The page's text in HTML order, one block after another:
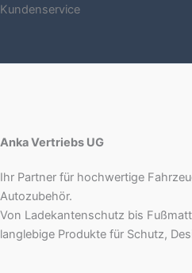
Kundenservice
Anka Vertriebs UG
Ihr Partner für hochwertige
Autozubehör.
Von Ladekantenschutz bis
langlebige Produkte für Schutz,